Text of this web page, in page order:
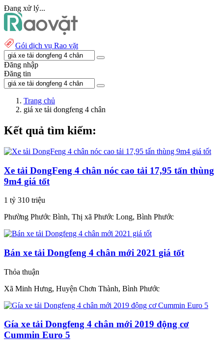
Đang xử lý...
Gói dịch vụ Rao vặt
Đăng nhập
Đăng tin
Trang chủ
giá xe tải dongfeng 4 chân
Kết quả tìm kiếm:
Xe tải DongFeng 4 chân nóc cao tải 17,95 tấn thùng
9m4 giá tốt
1 tỷ 310 triệu
Phường Phước Bình, Thị xã Phước Long, Bình Phước
Bán xe tải Dongfeng 4 chân mới 2021 giá tốt
Thỏa thuận
Xã Minh Hưng, Huyện Chơn Thành, Bình Phước
Gía xe tải Dongfeng 4 chân mới 2019 động cơ
Cummin Euro 5